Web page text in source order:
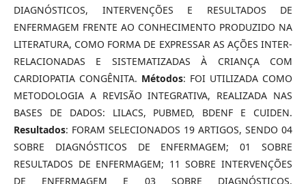
DIAGNÓSTICOS, INTERVENÇÕES E RESULTADOS DE
ENFERMAGEM FRENTE AO CONHECIMENTO PRODUZIDO NA
LITERATURA, COMO FORMA DE EXPRESSAR AS AÇÕES INTER-
RELACIONADAS E SISTEMATIZADAS À CRIANÇA COM
CARDIOPATIA CONGÊNITA. Métodos: FOI UTILIZADA COMO
METODOLOGIA A REVISÃO INTEGRATIVA, REALIZADA NAS
BASES DE DADOS: LILACS, PUBMED, BDENF E CUIDEN.
Resultados: FORAM SELECIONADOS 19 ARTIGOS, SENDO 04
SOBRE DIAGNÓSTICOS DE ENFERMAGEM; 01 SOBRE
RESULTADOS DE ENFERMAGEM; 11 SOBRE INTERVENÇÕES
DE ENFERMAGEM E 03 SOBRE DIAGNÓSTICOS,